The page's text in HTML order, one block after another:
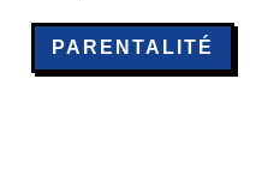
PARENTALITÉ